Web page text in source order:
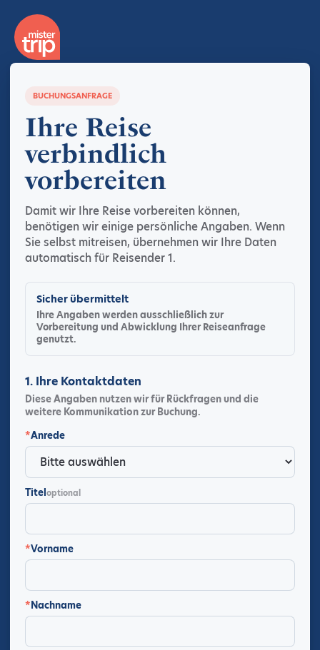
BUCHUNGSANFRAGE
Ihre Reise
verbindlich
vorbereiten
Damit wir Ihre Reise vorbereiten können,
benötigen wir einige persönliche Angaben. Wenn
Sie selbst mitreisen, übernehmen wir Ihre Daten
automatisch für Reisender 1.
Sicher übermittelt
Ihre Angaben werden ausschließlich zur
Vorbereitung und Abwicklung Ihrer Reiseanfrage
genutzt.
1. Ihre Kontaktdaten
Diese Angaben nutzen wir für Rückfragen und die
weitere Kommunikation zur Buchung.
*Anrede
Titeloptional
*Vorname
*Nachname